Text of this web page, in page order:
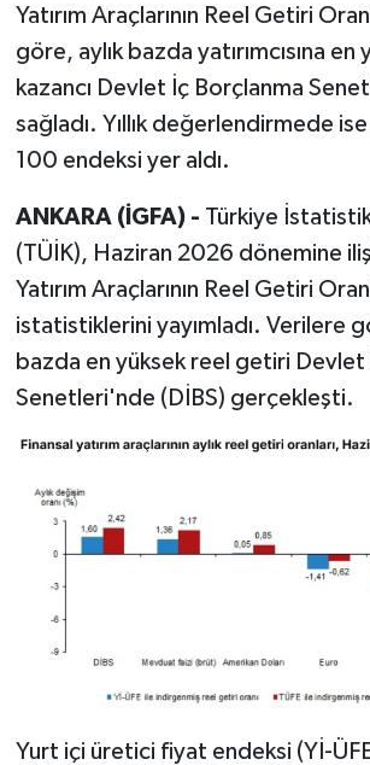
Yatırım Araçlarının Reel Getiri
göre, aylık bazda yatırımcısına en
kazancı Devlet İç Borçlanma
sağladı. Yıllık değerlendirmede
100 endeksi yer aldı.
ANKARA (İGFA) - Türkiye
(TÜİK), Haziran 2026 dönemine
Yatırım Araçlarının Reel Getiri
istatistiklerini yayımladı. Verilere
bazda en yüksek reel getiri Devlet
Senetleri'nde (DİBS) gerçekleşti.
Yurt içi üretici fiyat endeksi (Yİ-